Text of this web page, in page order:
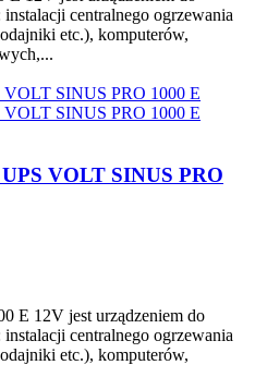
centralnego ogrzewania
etc.), komputerów,
VOLT SINUS PRO
E 12V jest urządzeniem do
centralnego ogrzewania
etc.), komputerów,